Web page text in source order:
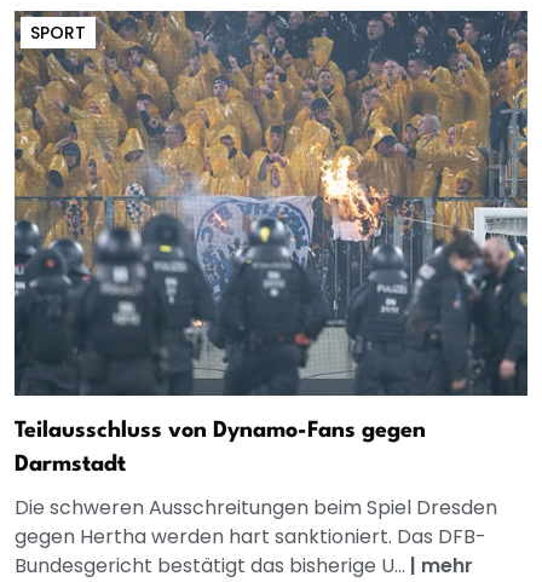
SPORT
Teilausschluss von Dynamo-Fans gegen
Darmstadt
Die schweren Ausschreitungen beim Spiel Dresden
gegen Hertha werden hart sanktioniert. Das DFB-
Bundesgericht bestätigt das bisherige U... | mehr